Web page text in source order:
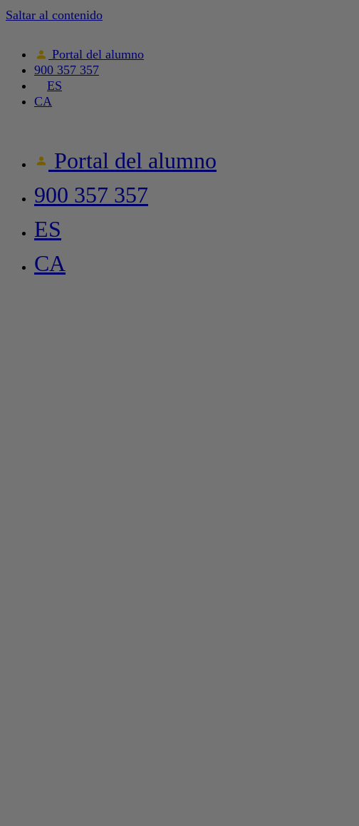
Saltar al contenido
Portal del alumno
900 357 357
ES
CA
Portal del alumno
900 357 357
ES
CA